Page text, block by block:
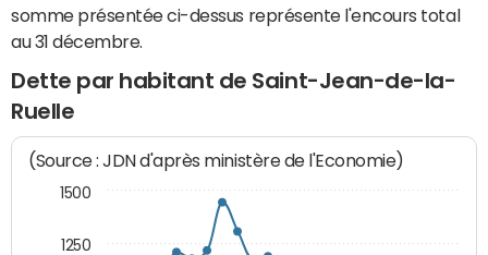
somme présentée ci-dessus représente l'encours total
au 31 décembre.
Dette par habitant de Saint-Jean-de-la-
Ruelle
(Source : JDN d'après ministère de l'Economie)
1250
1500